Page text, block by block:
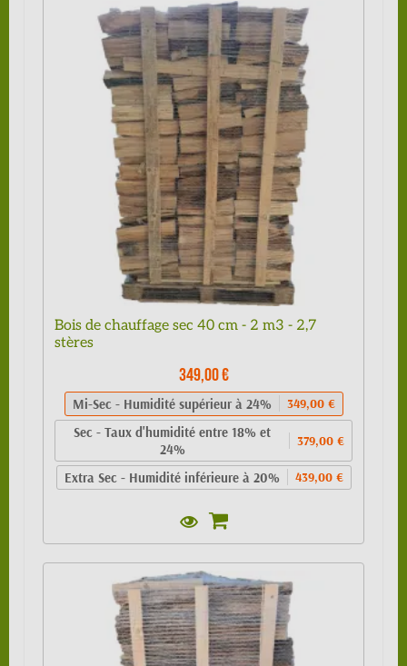
Bois de chauffage sec 40 cm - 2 m3 - 2,7
stères
349,00 €
Mi-Sec - Humidité supérieur à 24% 349,00 €
Sec - Taux d'humidité entre 18% et
24%
379,00 €
Extra Sec - Humidité inférieure à 20% 439,00 €